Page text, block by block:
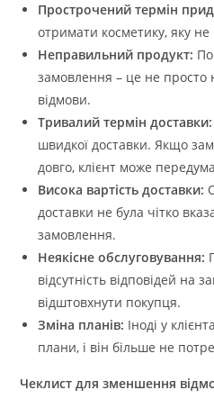
Прострочений термін
отримати косметику, яку
Неправильний продукт:
замовлення – це не просто
відмови.
Тривалий термін доставки:
швидкої доставки. Якщо
довго, клієнт може
Висока вартість доставки:
доставки не була чітко
замовлення.
Неякісне обслуговування:
відсутність відповідей на
відштовхнути покупця.
Зміна планів: Іноді у
плани, і він більше не
Чеклист для зменшення